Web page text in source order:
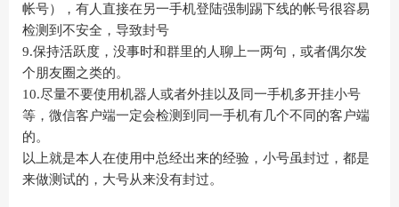
帐号），有人直接在另一手机登陆强制踢下线的帐号很容易
检测到不安全，导致封号
9.保持活跃度，没事时和群里的人聊上一两句，或者偶尔发
个朋友圈之类的。
10.尽量不要使用机器人或者外挂以及同一手机多开挂小号
等，微信客户端一定会检测到同一手机有几个不同的客户端
的。
以上就是本人在使用中总经出来的经验，小号虽封过，都是
来做测试的，大号从来没有封过。